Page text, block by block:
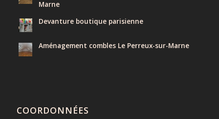
Marne
Devanture boutique parisienne
Aménagement combles Le Perreux-sur-Marne
COORDONNÉES